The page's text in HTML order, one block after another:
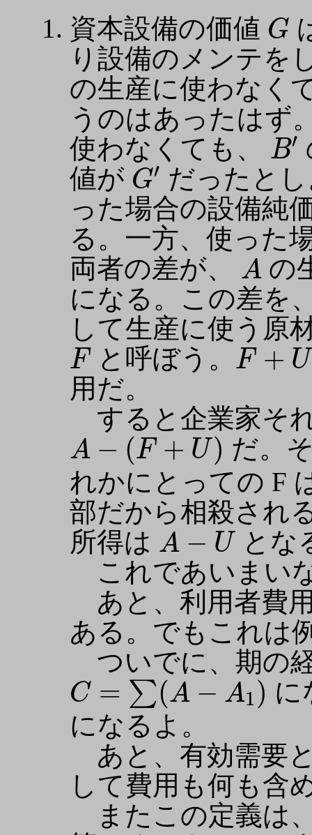
資本設備の価値 G
G
り設備のメンテを
の生産に使わなく
うのはあったはず
使わなくても、 B′
B′
値が G′
G′ だったと
った場合の設備純
る。一方、使った
両者の差が、 A
A の
になる。この差を
して生産に使う原
F
Fと呼ぼう。 F + U
F+U
用だ。
すると企業家そ
A − (F + U )
A −( F+U)
だ。
れかにとっての F
部だから相殺され
所得は A − U
A−U
とな
これであいまい
あと、利用者費
ある。でもこれは
ついでに、期の
C = ∑(A − A1)
C= ∑ (A−A1)
に
になるよ。
あと、有効需要
して費用も何も含
またこの定義は